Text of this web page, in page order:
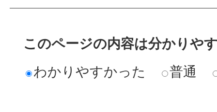
このページの内容は分かりや
わかりやすかった
普通